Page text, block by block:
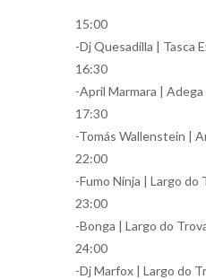
15:00
-Dj Quesadilla | Tasca
16:30
-April Marmara |
17:30
-Tomás Wallenstein |
22:00
-Fumo Ninja | Largo do
23:00
-Bonga | Largo do
24:00
-Dj Marfox | Largo do